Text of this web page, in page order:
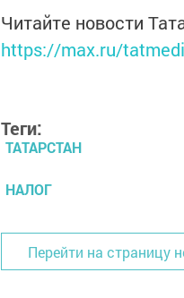
Читайте новости
https://max.ru/
Теги:
ТАТАРСТАН
НАЛОГ
Перейти на страницу